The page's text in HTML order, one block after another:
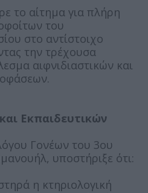
το αίτημα για πλήρη
του
στο αντίστοιχο
την τρέχουσα
αιφνιδιαστικών και
Εκπαιδευτικών
Γονέων του 3ου
υποστήριξε ότι:
η κτηριολογική